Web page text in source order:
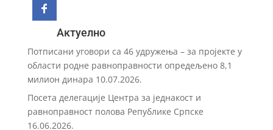
Актуелно
Потписани уговори са 46 удружења – за пројекте у
области родне равноправности опредељено 8,1
милион динара 10.07.2026.
Посета делегације Центра за једнакост и
равноправност полова Републике Српске
16.06.2026.